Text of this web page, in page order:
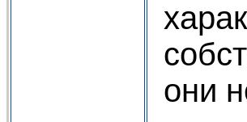
они